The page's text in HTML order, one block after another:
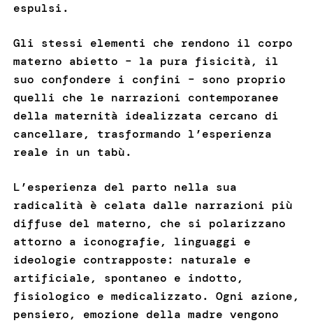
espulsi.
Gli stessi elementi che rendono il corpo
materno abietto – la pura fisicità, il
suo confondere i confini – sono proprio
quelli che le narrazioni contemporanee
della maternità idealizzata cercano di
cancellare, trasformando l’esperienza
reale in un tabù.
L’esperienza del parto nella sua
radicalità è celata dalle narrazioni più
diffuse del materno, che si polarizzano
attorno a iconografie, linguaggi e
ideologie contrapposte: naturale e
artificiale, spontaneo e indotto,
fisiologico e medicalizzato. Ogni azione,
pensiero, emozione della madre vengono